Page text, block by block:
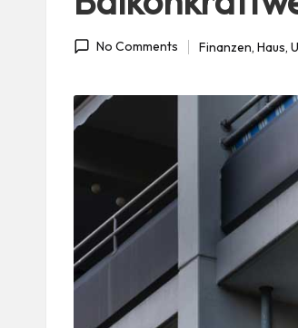
No Comments
Posted
Finanzen,Haus,